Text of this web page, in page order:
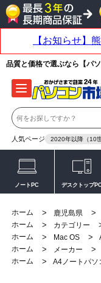
品質と価格で選ぶなら【パ
人気ページ 2020年以降（10
ノートPC デスクトップPC
ホーム > 鹿児島県 >
ホーム
> カテゴリー
ホーム
> Mac OS >
ホーム
> メーカー >
ホーム
> A4ノートパソ